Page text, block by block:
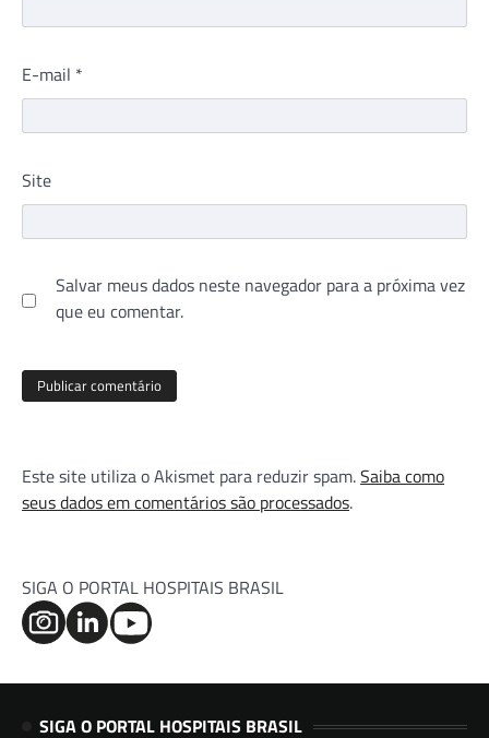
E-mail *
Site
Salvar meus dados neste navegador para a próxima vez
que eu comentar.
Este site utiliza o Akismet para reduzir spam.Saiba como
seus dados em comentários são processados.
SIGA O PORTAL HOSPITAIS BRASIL
SIGA O PORTAL HOSPITAIS BRASIL